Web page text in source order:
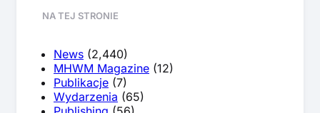
NA TEJ STRONIE
News (2,440)
MHWM Magazine (12)
Publikacje (7)
Wydarzenia (65)